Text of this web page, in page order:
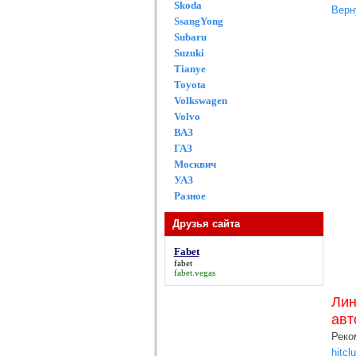
Skoda
SsangYong
Subaru
Suzuki
Tianye
Toyota
Volkswagen
Volvo
ВАЗ
ГАЗ
Москвич
УАЗ
Разное
Друзья сайта
Fabet
fabet
fabet.vegas